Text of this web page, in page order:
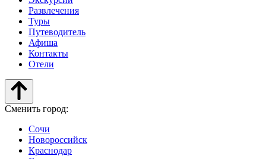
Развлечения
Туры
Путеводитель
Афиша
Контакты
Отели
Сменить город:
Сочи
Новороссийск
Краснодар